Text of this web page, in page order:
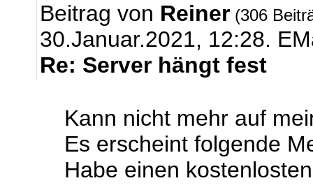
Beitrag von Reiner (306
30.Januar.2021, 12:28.
Re: Server hängt fest
Kann nicht mehr auf
Es erscheint folgende
Habe einen